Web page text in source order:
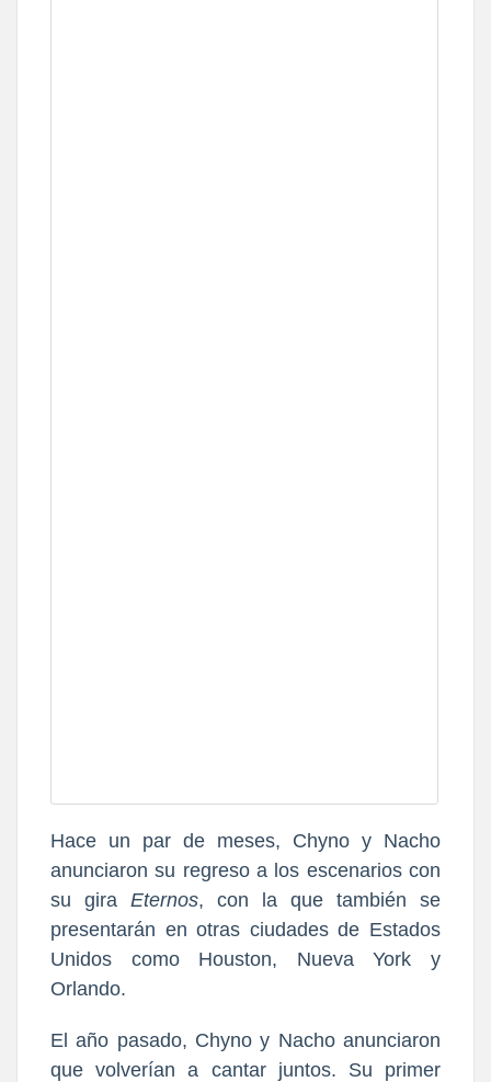
Hace un par de meses, Chyno y Nacho
anunciaron su regreso a los escenarios con
su gira
Eternos, con la que también se
presentarán en otras ciudades de Estados
Unidos como Houston, Nueva York y
Orlando.
El año pasado, Chyno y Nacho anunciaron
que volverían a cantar juntos.
Su primer